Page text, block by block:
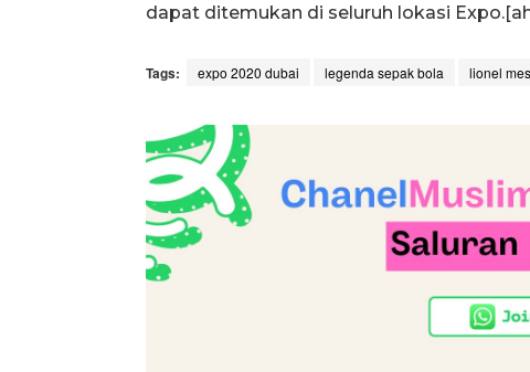
dapat ditemukan di seluruh lokasi
Tags: expo 2020 dubai legenda sepak bola lionel